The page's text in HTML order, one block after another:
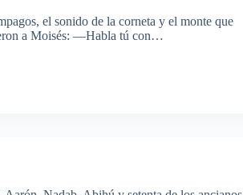
el sonido de la corneta y el monte que
a Moisés: —Habla tú con…